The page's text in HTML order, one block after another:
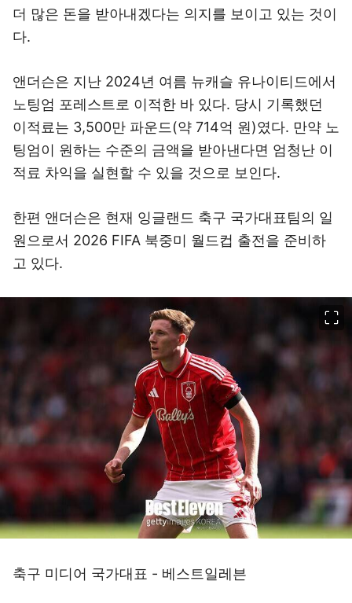
더 많은 돈을 받아내겠다는 의지를 보이고 있는 것이
다.
앤더슨은 지난 2024년 여름 뉴캐슬 유나이티드에서
노팅엄 포레스트로 이적한 바 있다. 당시 기록했던
이적료는 3,500만 파운드(약 714억 원)였다. 만약 노
팅엄이 원하는 수준의 금액을 받아낸다면 엄청난 이
적료 차익을 실현할 수 있을 것으로 보인다.
한편 앤더슨은 현재 잉글랜드 축구 국가대표팀의 일
원으로서 2026 FIFA 북중미 월드컵 출전을 준비하
고 있다.
축구 미디어 국가대표 - 베스트일레븐